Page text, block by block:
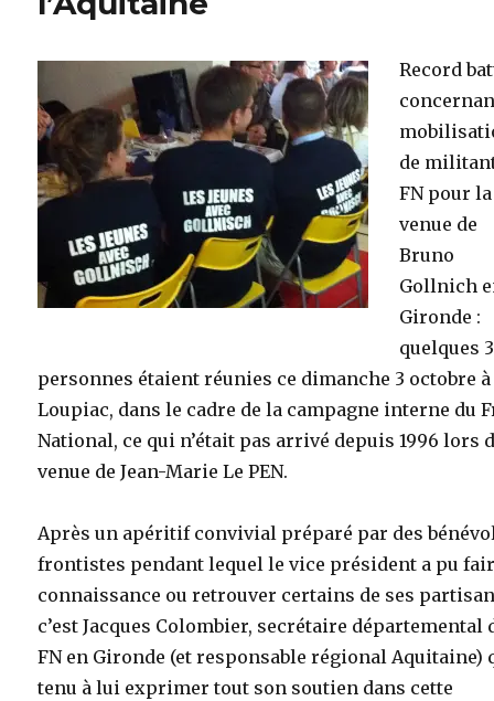
Record
de
FN pour la
venue de
Bruno
Gollnich
Gironde :
quelques
personnes étaient réunies ce dimanche 3 octobre à
Loupiac, dans le cadre de la campagne interne du
National, ce qui n’était pas arrivé depuis 1996 lors
venue de Jean-Marie Le PEN.
Après un apéritif convivial préparé par des
frontistes pendant lequel le vice président a pu
connaissance ou retrouver certains de ses
c’est Jacques Colombier, secrétaire départemental
FN en Gironde (et responsable régional Aquitaine)
tenu à lui exprimer tout son soutien dans cette